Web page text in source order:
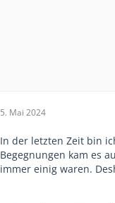
5. Mai 2024
In der letzten Zeit bin
Begegnungen kam es
immer einig waren.